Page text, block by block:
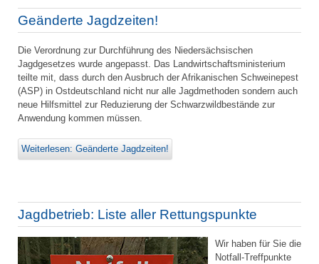
Geänderte Jagdzeiten!
Die Verordnung zur Durchführung des Niedersächsischen
Jagdgesetzes wurde angepasst. Das Landwirtschaftsministerium
teilte mit, dass durch den Ausbruch der Afrikanischen Schweinepest
(ASP) in Ostdeutschland nicht nur alle Jagdmethoden sondern auch
neue Hilfsmittel zur Reduzierung der Schwarzwildbestände zur
Anwendung kommen müssen.
Weiterlesen: Geänderte Jagdzeiten!
Jagdbetrieb: Liste aller Rettungspunkte
Wir haben für Sie die
Notfall-Treffpunkte